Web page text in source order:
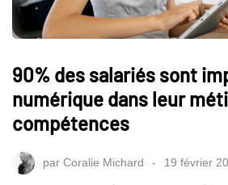
90% des salariés sont
numérique dans leur
compétences
par Coralie Michard 19 février